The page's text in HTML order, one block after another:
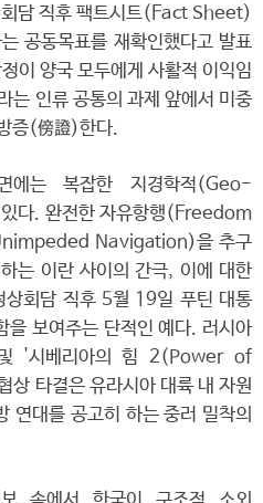
회담 직후 팩트시트(Fact Sheet)
공동목표를 재확인했다고 발표
이 양국 모두에게 사활적 이익임
는 인류 공통의 과제 앞에서 미중
증(傍證)한다.
에는 복잡한 지경학적(Geo-
다. 완전한 자유항행(Freedom
Navigation)을 추구
는 이란 사이의 간극, 이에 대한
상회담 직후 5월 19일 푸틴 대통
을 보여주는 단적인 예다. 러시아
'시베리아의 힘 2(Power of
타결은 유라시아 대륙 내 자원
연대를 공고히 하는 중러 밀착의